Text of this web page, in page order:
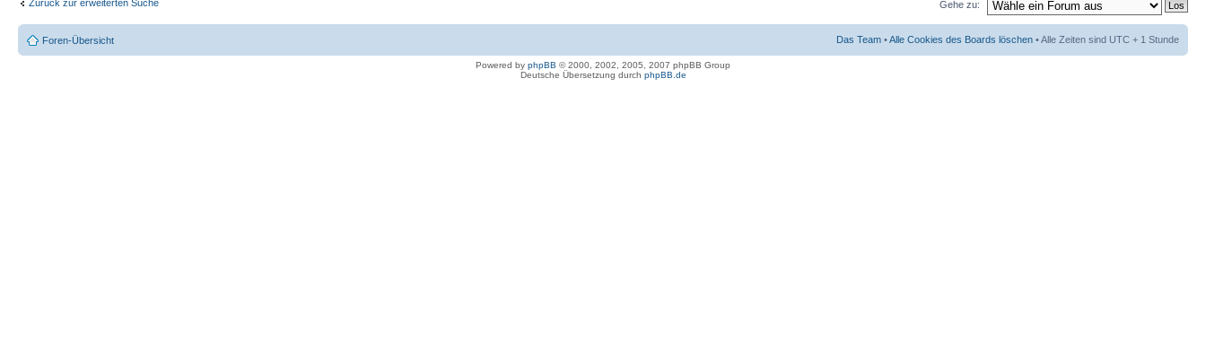
Zurück zur erweiterten Suche Gehe zu:
Foren-Übersicht Das Team •Alle Cookies des Boards löschen • Alle Zeiten sind UTC + 1 Stunde
Powered by phpBB © 2000, 2002, 2005, 2007 phpBB Group
Deutsche Übersetzung durch phpBB.de